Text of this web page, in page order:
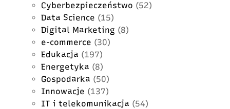
Cyberbezpieczeństwo (52)
Data Science (15)
Digital Marketing (8)
e-commerce (30)
Edukacja (197)
Energetyka (8)
Gospodarka (50)
Innowacje (137)
IT i telekomunikacja (54)